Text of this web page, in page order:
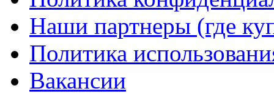
Наши партнеры (где
Политика
Вакансии